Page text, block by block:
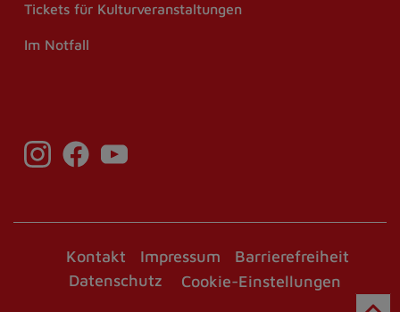
Tickets für Kulturveranstaltungen
Im Notfall
Kontakt Impressum
Barrierefreiheit
Datenschutz
Cookie-Einstellungen